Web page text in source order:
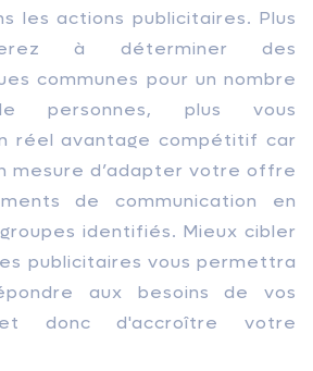
les actions publicitaires. Plus
à déterminer des
communes pour un nombre
personnes, plus vous
réel avantage compétitif car
mesure d’adapter votre offre
de communication en
identifiés. Mieux cibler
publicitaires vous permettra
aux besoins de vos
donc d'accroître votre